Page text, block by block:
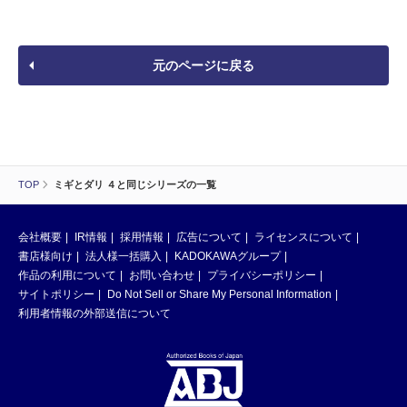
TOP ミギとダリ ４と同じシリーズの一覧
元のページに戻る
会社概要 IR情報 採用情報 広告について
ライセンスについて
書店様向け
法人様一括購入
KADOKAWAグループ
作品の利用について
お問い合わせ
プライバシーポリシー
サイトポリシー
Do Not Sell or Share My Personal Information
利用者情報の外部送信について